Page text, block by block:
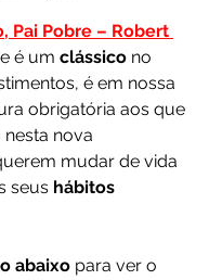
Pai Pobre – Robert
é um clássico no
é em nossa
obrigatória aos que
nesta nova
mudar de vida
seus hábitos
abaixo para ver o